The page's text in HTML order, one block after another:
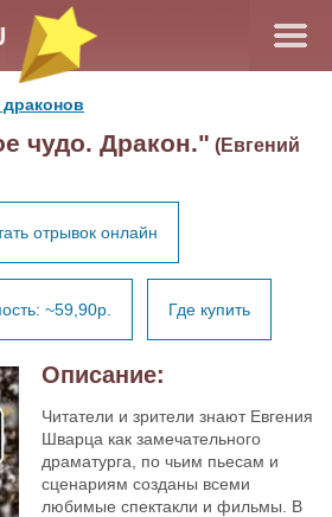
драконов
чудо. Дракон." (Евгений
отрывок онлайн
~59,90р. Где купить
Описание:
Читатели и зрители знают Евгения
Шварца как замечательного
драматурга, по чьим пьесам и
сценариям созданы всеми
любимые спектакли и фильмы. В